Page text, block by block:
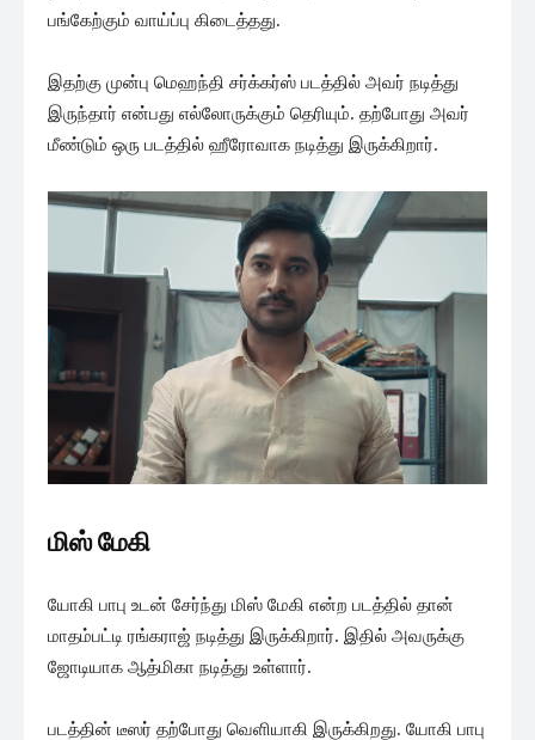
பங்கேற்கும் வாய்ப்பு கிடைத்தது.
இதற்கு முன்பு மெஹந்தி சர்க்கர்ஸ் படத்தில் அவர் நடித்து
இருந்தார் என்பது எல்லோருக்கும் தெரியும். தற்போது அவர்
மீண்டும் ஒரு படத்தில் ஹீரோவாக நடித்து இருக்கிறார்.
மிஸ் மேகி
யோகி பாபு உடன் சேர்ந்து மிஸ் மேகி என்ற படத்தில் தான்
மாதம்பட்டி ரங்கராஜ் நடித்து இருக்கிறார். இதில் அவருக்கு
ஜோடியாக ஆத்மிகா நடித்து உள்ளார்.
படத்தின் டீஸர் தற்போது வெளியாகி இருக்கிறது. யோகி பாபு